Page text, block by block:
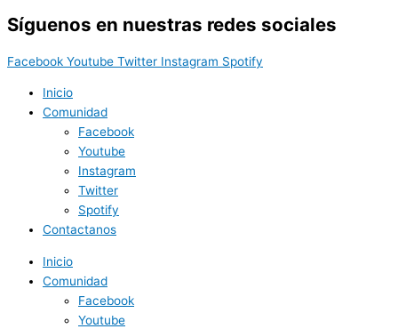
Síguenos en nuestras redes sociales
Facebook Youtube Twitter Instagram Spotify
Inicio
Comunidad
Facebook
Youtube
Instagram
Twitter
Spotify
Contactanos
Inicio
Comunidad
Facebook
Youtube